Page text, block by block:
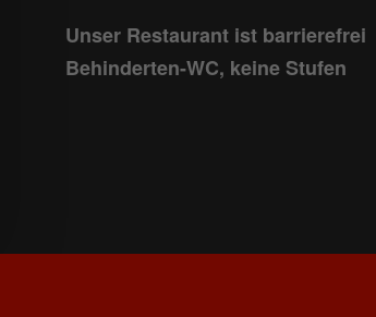
Unser Restaurant ist barrierefrei
Behinderten-WC, keine Stufen